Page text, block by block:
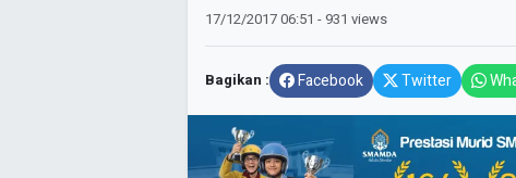
17/12/201706:51 - 931 views
Bagikan : Facebook Twitter